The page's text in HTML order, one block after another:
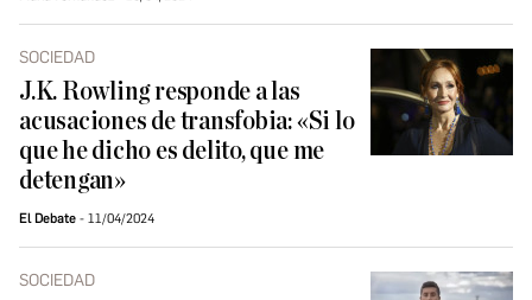
SOCIEDAD
J.K. Rowling responde a las
acusaciones de transfobia: «Si lo
que he dicho es delito, que me
detengan»
El Debate 11/04/2024
SOCIEDAD